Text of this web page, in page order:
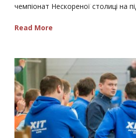
чемпіонат Нескореної столиці на
Read More